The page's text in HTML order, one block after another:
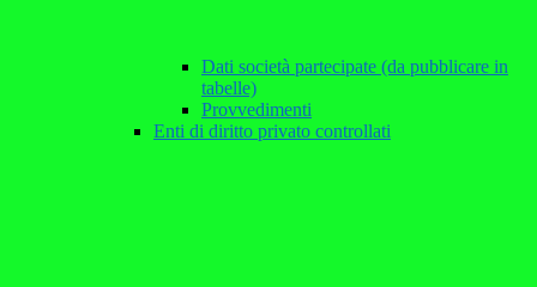
Dati società partecipate (da pubblicare in
tabelle)
Provvedimenti
Enti di diritto privato controllati